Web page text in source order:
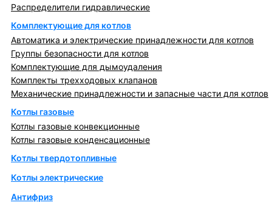
Распределители гидравлические
Комплектующие для котлов
Автоматика и электрические принадлежности для котлов
Группы безопасности для котлов
Комплектующие для дымоудаления
Комплекты трехходовых клапанов
Механические принадлежности и запасные части для котлов
Котлы газовые
Котлы газовые конвекционные
Котлы газовые конденсационные
Котлы твердотопливные
Котлы электрические
Антифриз